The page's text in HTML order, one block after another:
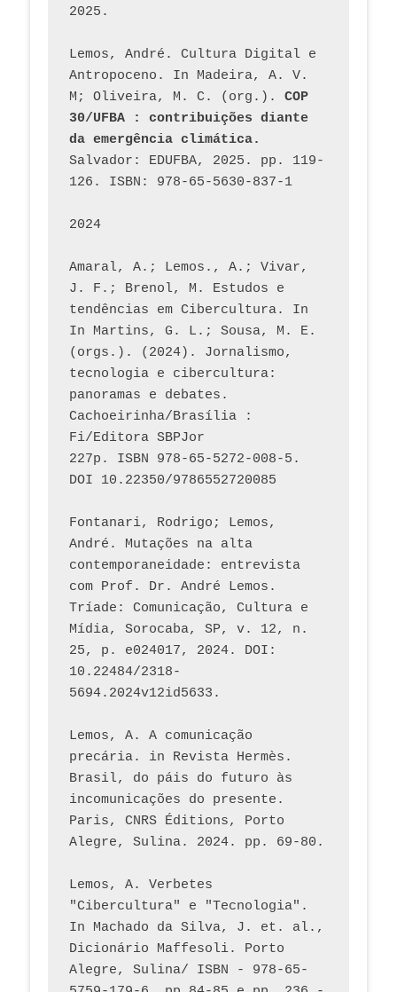
2025.
Lemos, André. Cultura Digital e
Antropoceno. In Madeira, A. V.
M; Oliveira, M. C. (org.). COP
30/UFBA : contribuições diante
da emergência climática.
Salvador: EDUFBA, 2025. pp. 119-
126. ISBN: 978-65-5630-837-1
2024
Amaral, A.; Lemos., A.; Vivar,
J. F.; Brenol, M. Estudos e
tendências em Cibercultura. In
In Martins, G. L.; Sousa, M. E.
(orgs.). (2024). Jornalismo,
tecnologia e cibercultura:
panoramas e debates.
Cachoeirinha/Brasília :
Fi/Editora SBPJor
227p. ISBN 978-65-5272-008-5.
DOI 10.22350/9786552720085
Fontanari, Rodrigo; Lemos,
André. Mutações na alta
contemporaneidade: entrevista
com Prof. Dr. André Lemos.
Tríade: Comunicação, Cultura e
Mídia, Sorocaba, SP, v. 12, n.
25, p. e024017, 2024. DOI:
10.22484/2318-
5694.2024v12id5633.
Lemos, A. A comunicação
precária. in Revista Hermès.
Brasil, do páis do futuro às
incomunicações do presente.
Paris, CNRS Éditions, Porto
Lemos, A. Verbetes
"Cibercultura" e "Tecnologia".
In Machado da Silva, J. et. al.,
Dicionário Maffesoli. Porto
Alegre, Sulina/ ISBN - 978-65-